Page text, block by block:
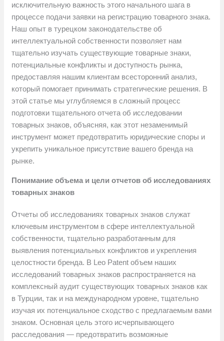
исключительную важность этого начального шага в
процессе подачи заявки на регистрацию товарного знака.
Наш опыт в турецком законодательстве об
интеллектуальной собственности позволяет нам
тщательно изучать существующие товарные знаки,
потенциальные конфликты и доступность рынка,
предоставляя нашим клиентам всесторонний анализ,
который помогает принимать стратегические решения. В
этой статье мы углубляемся в сложный процесс
подготовки тщательного отчета об исследовании
товарных знаков, объясняя, как этот незаменимый
инструмент может предотвратить юридические споры и
укрепить уникальное присутствие вашего бренда на
рынке.
Понимание объема и цели отчетов об исследованиях
товарных знаков
Отчеты об исследованиях товарных знаков служат
ключевым инструментом в сфере интеллектуальной
собственности, тщательно разработанным для
выявления потенциальных конфликтов и укрепления
целостности бренда. В Leo Patent объем наших
исследований товарных знаков распространяется на
комплексный аудит существующих товарных знаков как
в Турции, так и на международном уровне, тщательно
изучая их потенциальное сходство с предлагаемым вами
знаком. Основная цель этого исчерпывающего
расследования — предотвратить возможные